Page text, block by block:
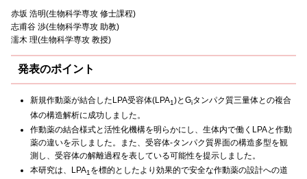
赤坂 浩明(生物科学専攻 修士課程)
志甫谷 渉(生物科学専攻 助教)
濡木 理(生物科学専攻 教授)
発表のポイント
新規作動薬が結合したLPA受容体(LPA1)とGiタンパク質三量体との複合
体の構造解析に成功しました。
作動薬の結合様式と活性化機構を明らかにし、生体内で働くLPAと作動
薬の違いを示しました。また、受容体-タンパク質界面の構造多型を観
測し、受容体の解離過程を表している可能性を提示しました。
本研究は、LPA1を標的としたより効果的で安全な作動薬の設計への道